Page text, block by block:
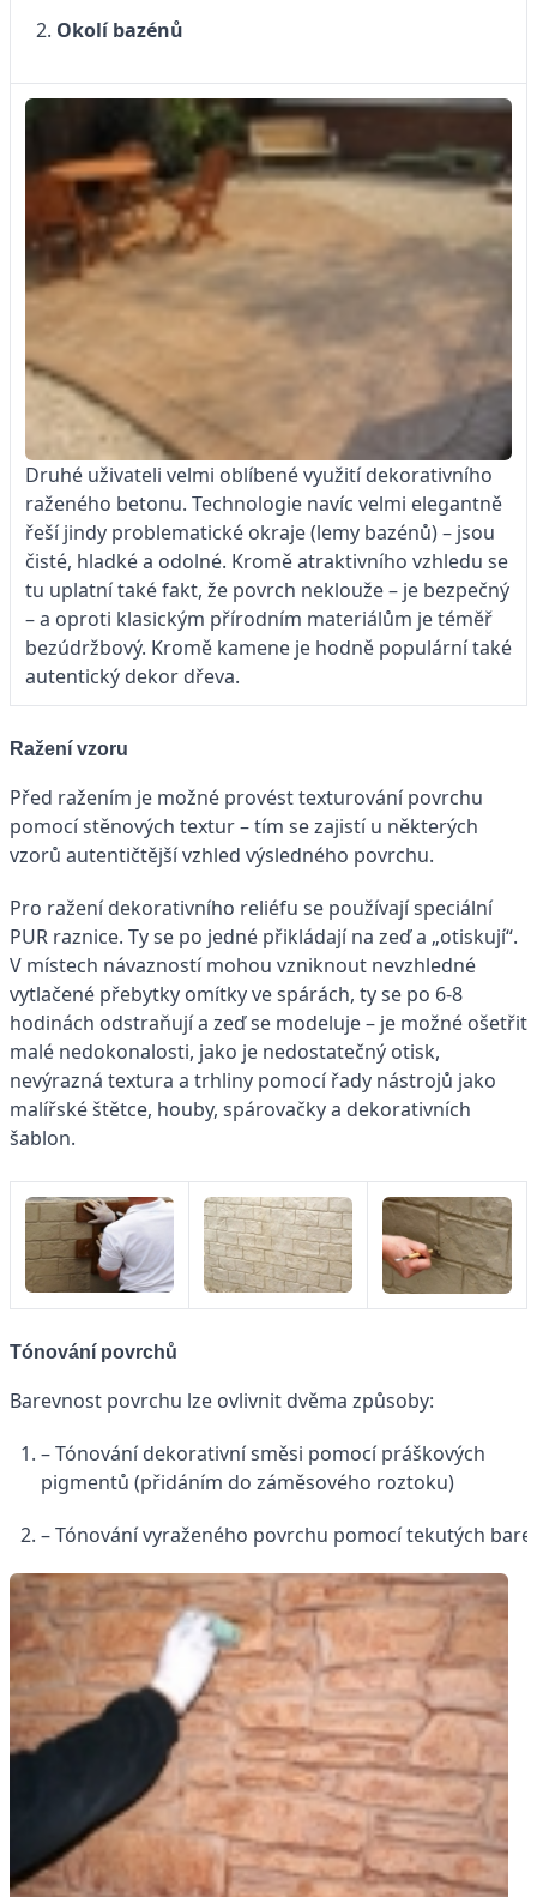
Okolí bazénů
Druhé uživateli velmi oblíbené využití dekorativního
raženého betonu. Technologie navíc velmi elegantně
řeší jindy problematické okraje (lemy bazénů) – jsou
čisté, hladké a odolné. Kromě atraktivního vzhledu se
tu uplatní také fakt, že povrch neklouže – je bezpečný
– a oproti klasickým přírodním materiálům je téměř
bezúdržbový. Kromě kamene je hodně populární také
autentický dekor dřeva.
Ražení vzoru
Před ražením je možné provést texturování povrchu
pomocí stěnových textur – tím se zajistí u některých
vzorů autentičtější vzhled výsledného povrchu.
Pro ražení dekorativního reliéfu se používají speciální
PUR raznice. Ty se po jedné přikládají na zeď a „otiskují“.
V místech návazností mohou vzniknout nevzhledné
vytlačené přebytky omítky ve spárách, ty se po 6-8
hodinách odstraňují a zeď se modeluje – je možné ošetřit
malé nedokonalosti, jako je nedostatečný otisk,
nevýrazná textura a trhliny pomocí řady nástrojů jako
malířské štětce, houby, spárovačky a dekorativních
šablon.
Tónování povrchů
Barevnost povrchu lze ovlivnit dvěma způsoby:
– Tónování dekorativní směsi pomocí práškových
pigmentů (přidáním do záměsového roztoku)
– Tónování vyraženého povrchu pomocí tekutých